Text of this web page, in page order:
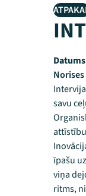
savu
īpašu
viņa
ritms,